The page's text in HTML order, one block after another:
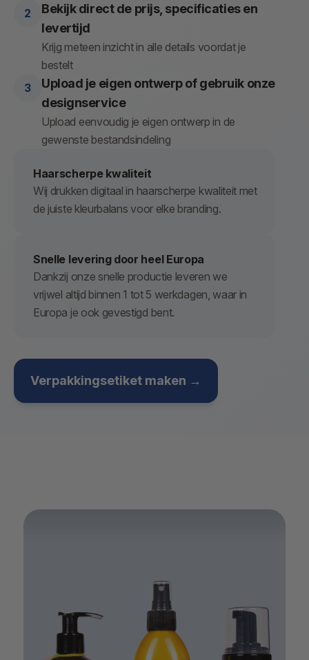
Bekijk direct de prijs, specificaties en
levertijd
Krijg meteen inzicht in alle details voordat je
bestelt
Upload je eigen ontwerp of gebruik onze
designservice
Upload eenvoudig je eigen ontwerp in de
gewenste bestandsindeling
Haarscherpe kwaliteit
Wij drukken digitaal in haarscherpe kwaliteit met
de juiste kleurbalans voor elke branding.
Snelle levering door heel Europa
Dankzij onze snelle productie leveren we
vrijwel altijd binnen 1 tot 5 werkdagen, waar in
Europa je ook gevestigd bent.
Verpakkingsetiket maken →